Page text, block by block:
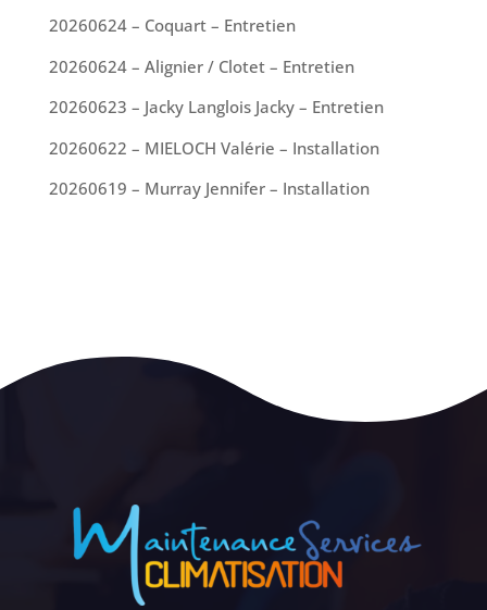
20260624 – Coquart – Entretien
20260624 – Alignier / Clotet – Entretien
20260623 – Jacky Langlois Jacky – Entretien
20260622 – MIELOCH Valérie – Installation
20260619 – Murray Jennifer – Installation